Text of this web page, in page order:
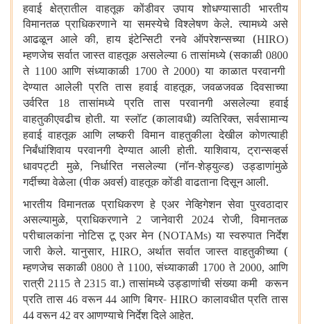
हवाई क्षेत्रातील वाहतूक कोंडीवर उपाय शोधण्यासाठी भारतीय
विमानतळ प्राधिकरणाने या समस्येचे विश्लेषण केले. त्यामध्ये असे
आढळून आले की,हाय इंटेन्सिटी रनवे ऑपरेशन्सच्या (HIRO)
म्हणजेच सर्वात जास्त वाहतूक असलेल्या 6तासांमध्ये (सकाळी 0800
ते 1100आणि संध्याकाळी 1700ते2000)या काळात परवानगी
देण्यात आलेली प्रति तास हवाई वाहतूक,जवळजवळ दिवसाच्या
उर्वरित
18
तासांमध्ये प्रति तास परवानगी असलेल्या हवाई
वाहतुकीएवढीच होती. या स्लॉट (कालावधी) व्यतिरिक्त,सर्वसामान्य
हवाई वाहतूक आणि लष्करी विमान वाहतुकीला देखील कोणत्याही
निर्बंधांशिवाय परवानगी देण्यात आली होती. याशिवाय,ट्रान्सव्हर्स
धावपट्टी मुळे,निर्धारित नसलेल्या (नॉन-शेड्युल्ड) उड्डाणांमुळे
गर्दीच्या वेळेला (पीक अवर्स) वाहतूक कोंडी वाढताना दिसून आली.
भारतीय विमानतळ प्राधिकरण हे एअर नेव्हिगेशन सेवा पुरवठादार
असल्यामुळे,प्राधिकरणाने2 जानेवारी 2024रोजी,विमानतळ
परीचालकांना नोटिस टू एअर मेन (NOTAMs)या स्वरुपात निर्देश
जारी केले. यानुसार, HIRO, अर्थात सर्वात जास्त वाहतुकीच्या (
म्हणजेच सकाळी 0800ते 1100,संध्याकाळी 1700 ते2000,आणि
रात्री2115 ते2315 वा.) तासांमध्ये उड्डाणांची संख्या कमी करून
प्रति तास46 वरून44 आणि बिगर-HIROकालावधीत प्रति तास
44वरून42वर आणण्याचे निर्देश दिले आहेत.